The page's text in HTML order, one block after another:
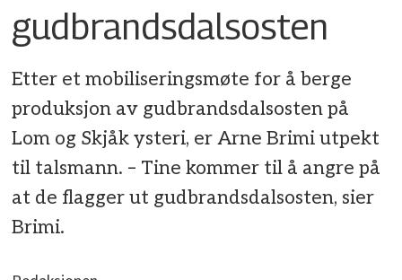
gudbrandsdalsosten
Etter et mobiliseringsmøte for å berge
produksjon av gudbrandsdalsosten på
Lom og Skjåk ysteri, er Arne Brimi utpekt
til talsmann. – Tine kommer til å angre på
at de flagger ut gudbrandsdalsosten, sier
Brimi.